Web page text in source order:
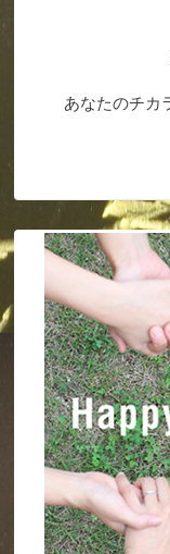
あなたのチカ